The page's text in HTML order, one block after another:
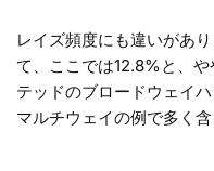
レイズ頻度にも違いがあ
て、ここでは12.8%と、
テッドのブロードウェイ
マルチウェイの例で多く